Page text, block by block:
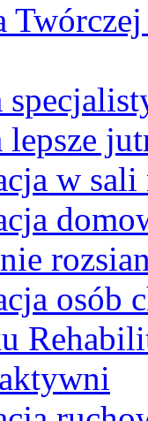
lepsze
w
osób